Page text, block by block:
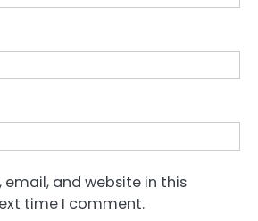
email, and website in this
time I comment.